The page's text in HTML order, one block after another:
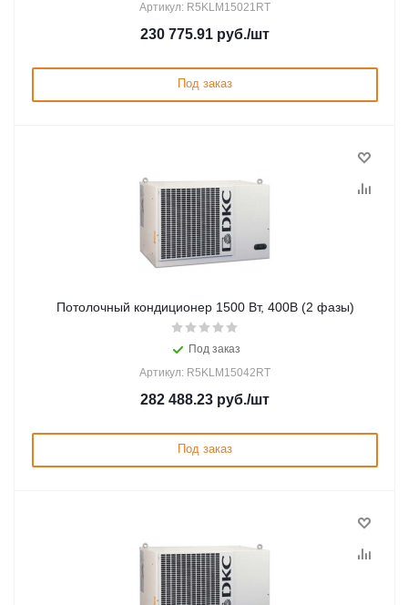
Артикул: R5KLM15021RT
230 775.91 руб./шт
Под заказ
Потолочный кондиционер 1500 Вт, 400В (2 фазы)
Под заказ
Артикул: R5KLM15042RT
282 488.23 руб./шт
Под заказ